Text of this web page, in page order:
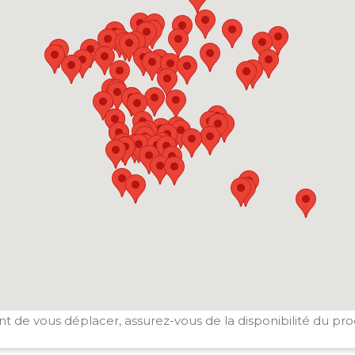
de vous déplacer, assurez-vous de la disponibilité du